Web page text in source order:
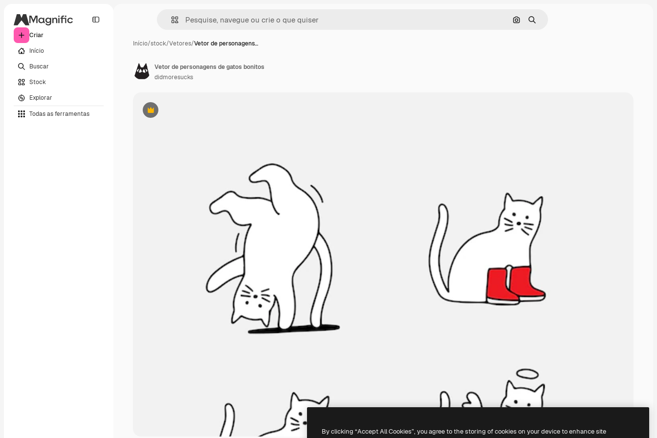
Criar
Início
Buscar
Stock
Explorar
Todas as ferramentas
Pesquisar por imagem
Buscar
Início/stock/Vetores/Vetor de personagens…
Premium
Vetor de personagens de gatos bonitos
didmoresucks
By clicking “Accept All Cookies”, you agree to the storing of cookies on your device to enhance site